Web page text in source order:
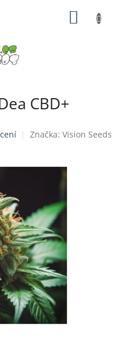
CBD+
Značka: Vision Seeds